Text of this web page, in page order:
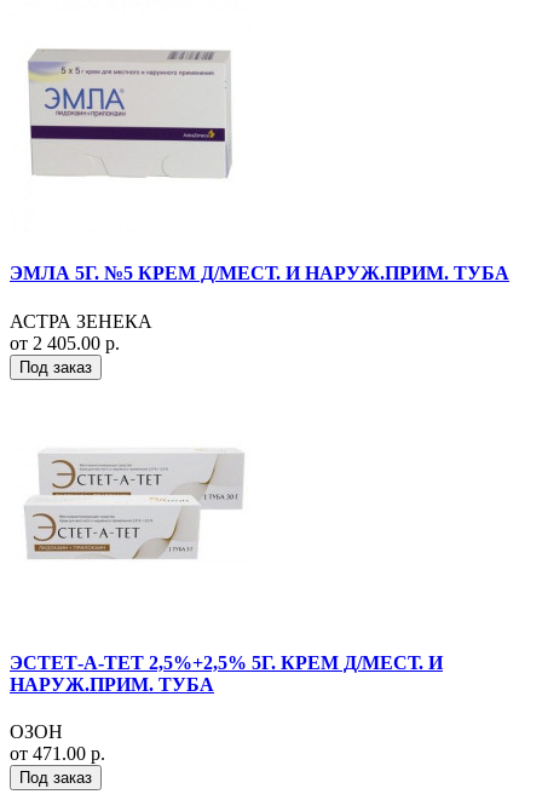
ЭМЛА 5Г. №5 КРЕМ Д/МЕСТ. И НАРУЖ.ПРИМ. ТУБА
АСТРА ЗЕНЕКА
от 2 405.00 р.
Под заказ
ЭСТЕТ-А-ТЕТ 2,5%+2,5% 5Г. КРЕМ Д/МЕСТ. И
НАРУЖ.ПРИМ. ТУБА
ОЗОН
от 471.00 р.
Под заказ